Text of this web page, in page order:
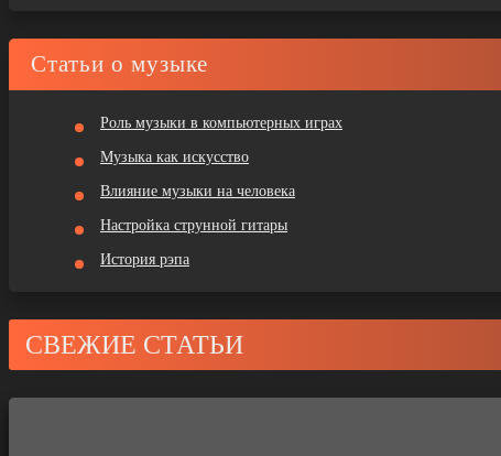
Статьи о музыке
Роль музыки в компьютерных играх
Музыка как искусство
Влияние музыки на человека
Настройка струнной гитары
История рэпа
СВЕЖИЕ СТАТЬИ